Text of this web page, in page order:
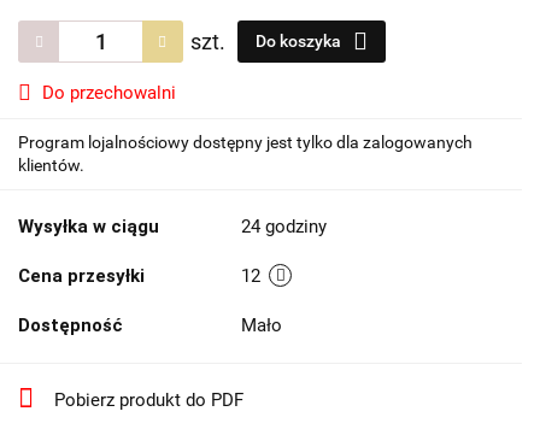
szt. Do koszyka
Do przechowalni
Program lojalnościowy dostępny jest tylko dla zalogowanych
klientów.
Wysyłka w ciągu 24 godziny
Cena przesyłki 12
Dostępność Mało
Pobierz produkt do PDF